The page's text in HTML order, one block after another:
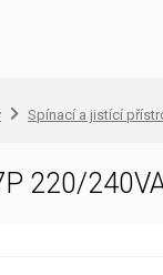
Spínací a jistící
220/